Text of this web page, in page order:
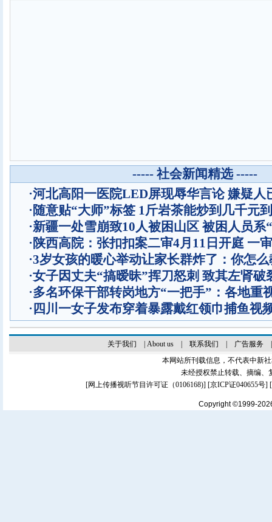
----- 社会新闻精选 -----
·河北高阳一医院LED屏现辱华言论 嫌疑人
·随意贴“大师”标签 1斤岩茶能炒到几千元
·新疆一处雪崩致10人被困山区 被困人员系
·陕西高院：张扣扣案二审4月11日开庭 一
·3岁女孩的暖心举动让家长群炸了：你怎
·女子因丈夫“搞暧昧”挥刀怒刺 致其左肾破
·多名环保干部转岗地方“一把手”：各地重
· 四川一女子发布穿着暴露戴红领巾捕鱼视
关于我们 About us| 联系我们 广告服务
本网站所刊载信息，不代表中新
未经授权禁止转载、摘编、
[网上传播视听节目许可证（0106168)] [京ICP证040655号]
Copyright ©1999-